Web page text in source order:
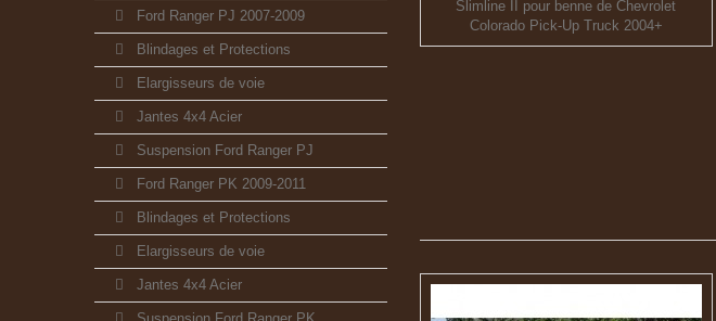
Ford Ranger PJ 2007-2009
Blindages et Protections
Elargisseurs de voie
Jantes 4x4 Acier
Suspension Ford Ranger PJ
Ford Ranger PK 2009-2011
Blindages et Protections
Elargisseurs de voie
Jantes 4x4 Acier